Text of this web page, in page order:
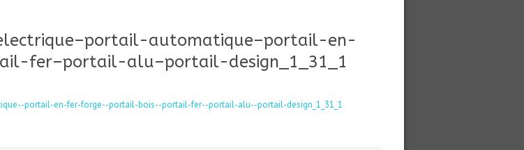
automatique–portail-en-
fer–portail-alu–portail-design_1_31_1